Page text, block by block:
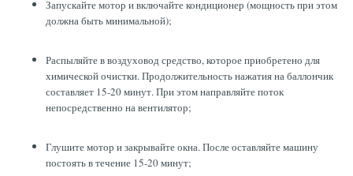
Запускайте мотор и включайте кондиционер (мощность при этом
должна быть минимальной);
Распыляйте в воздуховод средство, которое приобретено для
химической очистки. Продолжительность нажатия на баллончик
составляет 15-20 минут. При этом направляйте поток
непосредственно на вентилятор;
Глушите мотор и закрывайте окна. После оставляйте машину
постоять в течение 15-20 минут;